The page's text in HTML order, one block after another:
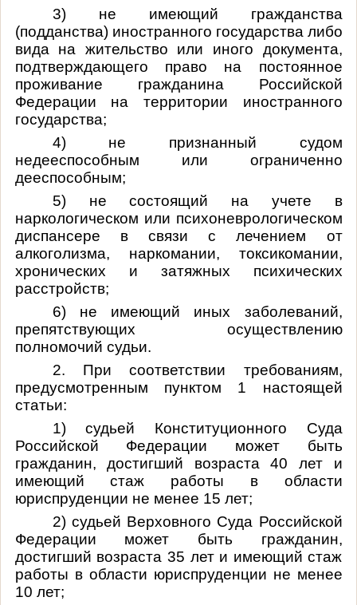
3) не имеющий гражданства
(подданства) иностранного государства либо
вида на жительство или иного документа,
подтверждающего право на постоянное
проживание гражданина Российской
Федерации на территории иностранного
государства;
4) не признанный судом
недееспособным или ограниченно
дееспособным;
5) не состоящий на учете в
наркологическом или психоневрологическом
диспансере в связи с лечением от
алкоголизма, наркомании, токсикомании,
хронических и затяжных психических
расстройств;
6) не имеющий иных заболеваний,
препятствующих осуществлению
полномочий судьи.
2. При соответствии требованиям,
предусмотренным пунктом 1 настоящей
статьи:
1) судьей Конституционного Суда
Российской Федерации может быть
гражданин, достигший возраста 40 лет и
имеющий стаж работы в области
юриспруденции не менее 15 лет;
2) судьей Верховного Суда Российской
Федерации может быть гражданин,
достигший возраста 35 лет и имеющий стаж
работы в области юриспруденции не менее
10 лет;